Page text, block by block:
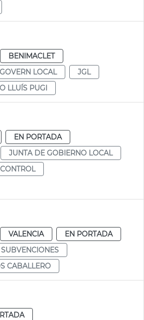
BENIMACLET
LOCAL
JGL
LLUÍS PUGI
EN PORTADA
JUNTA DE GOBIERNO LOCAL
VALENCIA
EN PORTADA
SUBVENCIONES
CABALLERO